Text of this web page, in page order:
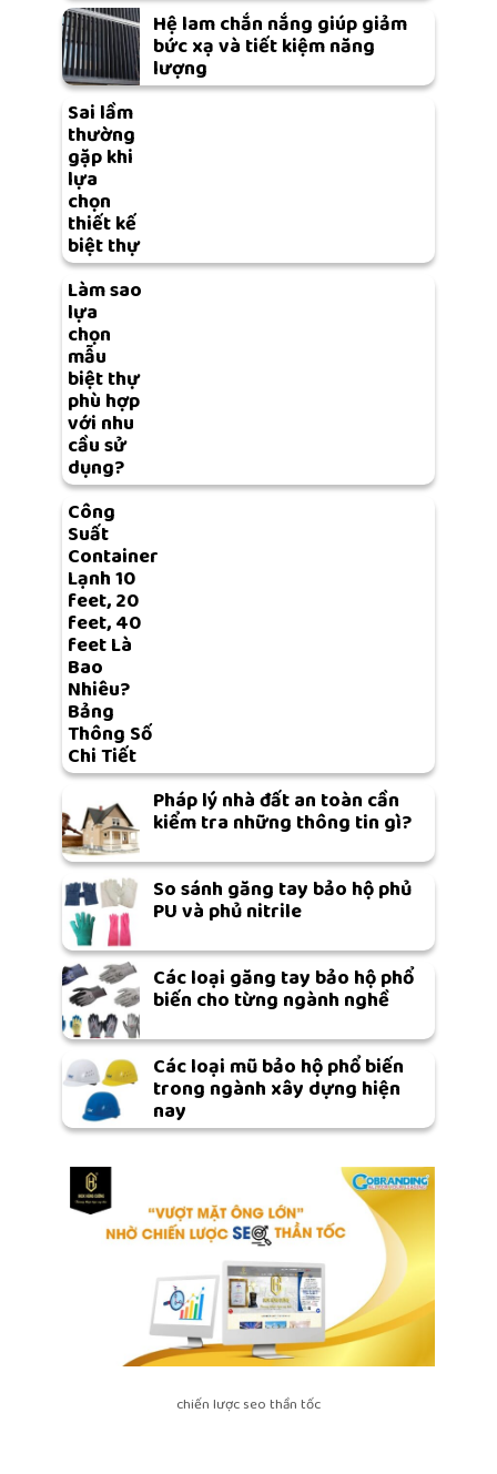
Hệ lam chắn nắng giúp giảm
bức xạ và tiết kiệm năng
lượng
Sai lầm
thường
gặp khi
lựa
chọn
thiết kế
biệt thự
Làm sao
lựa
chọn
mẫu
biệt thự
phù hợp
với nhu
cầu sử
dụng?
Công
Suất
Container
Lạnh 10
feet, 20
feet, 40
feet Là
Bao
Nhiêu?
Bảng
Thông Số
Chi Tiết
Pháp lý nhà đất an toàn cần
kiểm tra những thông tin gì?
So sánh găng tay bảo hộ phủ
PU và phủ nitrile
Các loại găng tay bảo hộ phổ
biến cho từng ngành nghề
Các loại mũ bảo hộ phổ biến
trong ngành xây dựng hiện
nay
chiến lược seo thần tốc